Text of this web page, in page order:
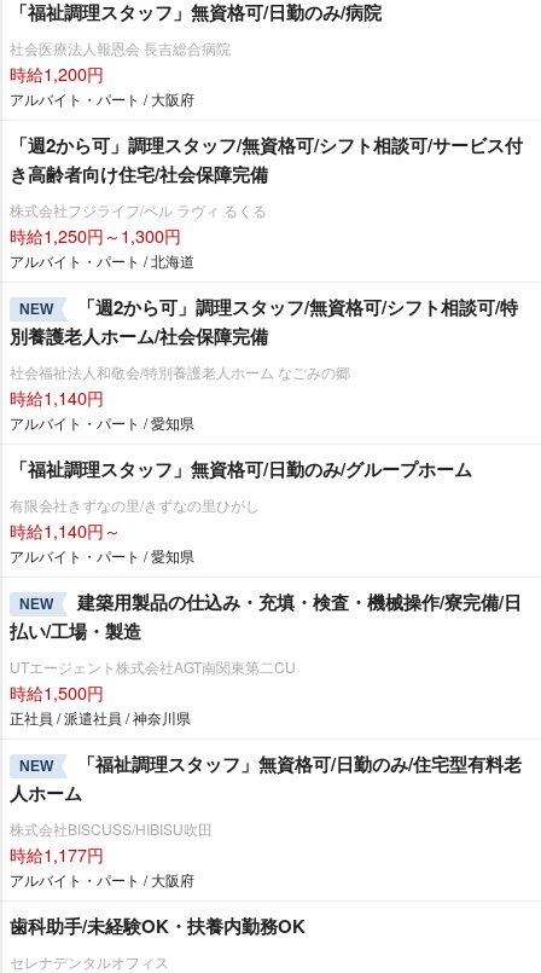
「福祉調理スタッフ」無資格可/日勤のみ/病院
社会医療法人報恩会 長吉総合病院
時給1,200円
アルバイト・パート / 大阪府
「週2から可」調理スタッフ/無資格可/シフト相談可/サービス付
き高齢者向け住宅/社会保障完備
株式会社フジライフ/ベル ラヴィ るくる
時給1,250円～1,300円
アルバイト・パート / 北海道
NEW
「週2から可」調理スタッフ/無資格可/シフト相談可/特
別養護老人ホーム/社会保障完備
社会福祉法人和敬会/特別養護老人ホーム なごみの郷
時給1,140円
アルバイト・パート / 愛知県
「福祉調理スタッフ」無資格可/日勤のみ/グループホーム
有限会社きずなの里/きずなの里ひがし
時給1,140円～
アルバイト・パート / 愛知県
NEW
建築用製品の仕込み・充填・検査・機械操作/寮完備/日
払い/工場・製造
UTエージェント株式会社AGT南関東第二CU
時給1,500円
正社員 / 派遣社員 / 神奈川県
NEW
「福祉調理スタッフ」無資格可/日勤のみ/住宅型有料老
人ホーム
株式会社BISCUSS/HIBISU吹田
時給1,177円
アルバイト・パート / 大阪府
歯科助手/未経験OK・扶養内勤務OK
セレナデンタルオフィス